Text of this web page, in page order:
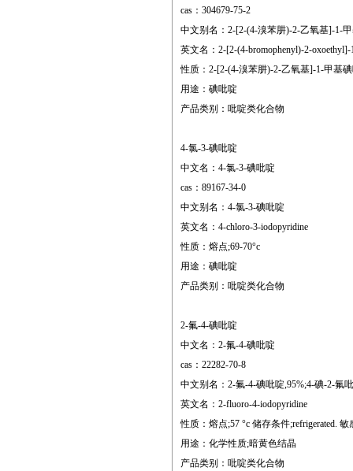
cas：304679-75-2
中文别名：2-[2-(4-溴苯肼)-2-乙氧基]-1-
英文名：2-[2-(4-bromophenyl)-2-oxoethyl]-
性质：2-[2-(4-溴苯肼)-2-乙氧基]-1-甲基
用途：碘吡啶
产品类别：吡啶类化合物
4-氯-3-碘吡啶
中文名：4-氯-3-碘吡啶
cas：89167-34-0
中文别名：4-氯-3-碘吡啶
英文名：4-chloro-3-iodopyridine
性质：熔点;69-70°c
用途：碘吡啶
产品类别：吡啶类化合物
2-氟-4-碘吡啶
中文名：2-氟-4-碘吡啶
cas：22282-70-8
中文别名：2-氟-4-碘吡啶,95%;4-碘-2-氟
英文名：2-fluoro-4-iodopyridine
性质：熔点;57 °c 储存条件;refrigerated. 敏
用途：化学性质;暗黄色结晶
产品类别：吡啶类化合物